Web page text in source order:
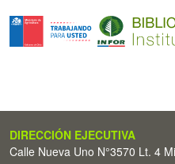
DIRECCIÓN EJECUTIVA
Calle Nueva Uno N°3570 Lt. 4